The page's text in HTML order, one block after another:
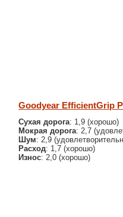
Goodyear EfficientGrip
Сухая дорога: 1,9 (хорошо)
Мокрая дорога: 2,7
Шум: 2,9
Расход: 1,7 (хорошо)
Износ: 2,0 (хорошо)